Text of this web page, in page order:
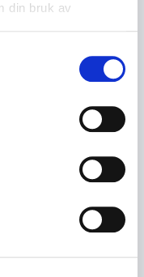
din bruk av
på norsk og